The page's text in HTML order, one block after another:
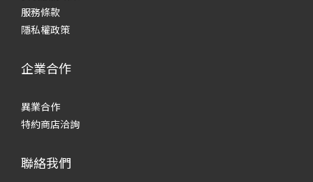
服務條款
隱私權政策
企業合作
異業合作
特約商店洽詢
聯絡我們